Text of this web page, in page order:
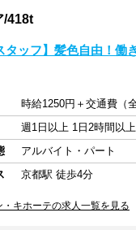
/418t
タッフ】髪色自由！
時給1250円＋交通費（
週1日以上 1日2時間以
アルバイト・パート
京都駅 徒歩4分
・キホーテの求人一覧を見る